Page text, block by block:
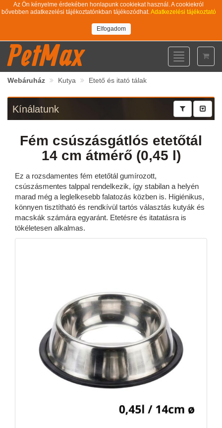
Az Ön kényelme érdekében honlapunk cookiekat használ. A cookiekról
bővebben adatkezelési tájékoztatónkban tájékozódhat.Adatkezelési tájékoztató
Elfogadom
PetMax
Toggle
navigation
Webáruház
Kutya Etető és itató tálak
Kínálatunk
Fém csúszásgátlós etetőtál
14 cm átmérő (0,45 l)
Ez a rozsdamentes fém etetőtál gumírozott,
csúszásmentes talppal rendelkezik, így stabilan a helyén
marad még a leglelkesebb falatozás közben is. Higiénikus,
könnyen tisztítható és rendkívül tartós választás kutyák és
macskák számára egyaránt. Etetésre és itatatásra is
tökéletesen alkalmas.